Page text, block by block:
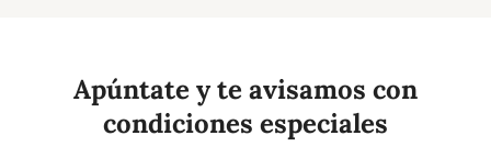
Apúntate y te avisamos con
condiciones especiales